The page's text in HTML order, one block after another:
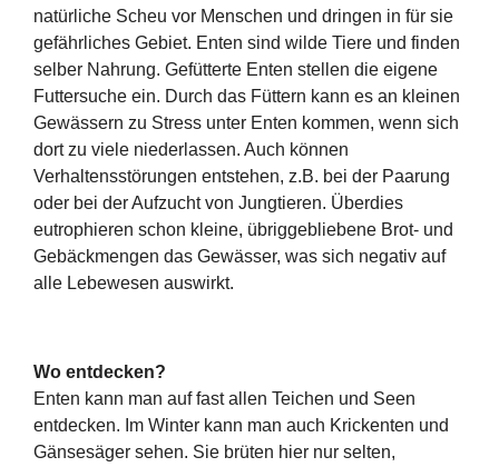
natürliche Scheu vor Menschen und dringen in für sie
gefährliches Gebiet. Enten sind wilde Tiere und finden
selber Nahrung. Gefütterte Enten stellen die eigene
Futtersuche ein. Durch das Füttern kann es an kleinen
Gewässern zu Stress unter Enten kommen, wenn sich
dort zu viele niederlassen. Auch können
Verhaltensstörungen entstehen, z.B. bei der Paarung
oder bei der Aufzucht von Jungtieren. Überdies
eutrophieren schon kleine, übriggebliebene Brot- und
Gebäckmengen das Gewässer, was sich negativ auf
alle Lebewesen auswirkt.
Wo entdecken?
Enten kann man auf fast allen Teichen und Seen
entdecken. Im Winter kann man auch Krickenten und
Gänsesäger sehen. Sie brüten hier nur selten,